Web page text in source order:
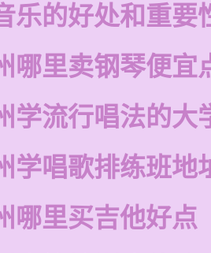
乐的好处和重要
哪里卖钢琴便宜
学流行唱法的大
学唱歌排练班地
哪里买吉他好点